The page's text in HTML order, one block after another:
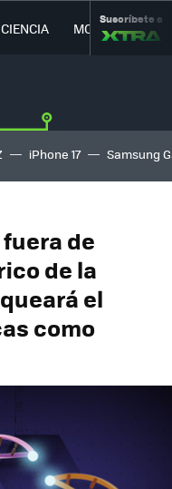
CIENCIA MOVILIDAD
Suscríbete a
iPhone 17 Samsung
de
de la
el
como